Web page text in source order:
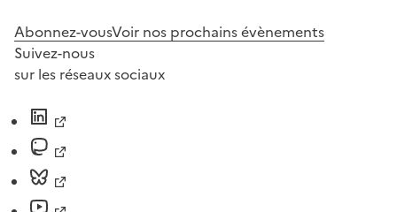
Abonnez-vousVoir nos prochains évènements
Suivez-nous
sur les réseaux sociaux